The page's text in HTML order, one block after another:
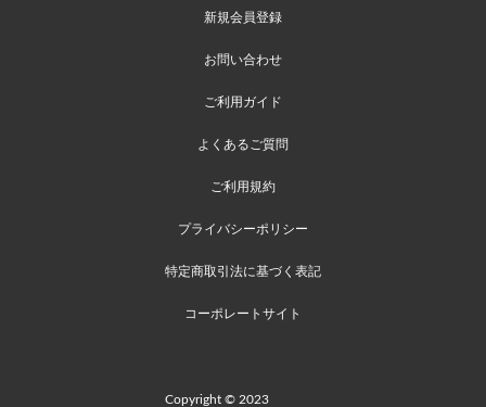
新規会員登録
お問い合わせ
ご利用ガイド
よくあるご質問
ご利用規約
プライバシーポリシー
特定商取引法に基づく表記
コーポレートサイト
Copyright © 2023